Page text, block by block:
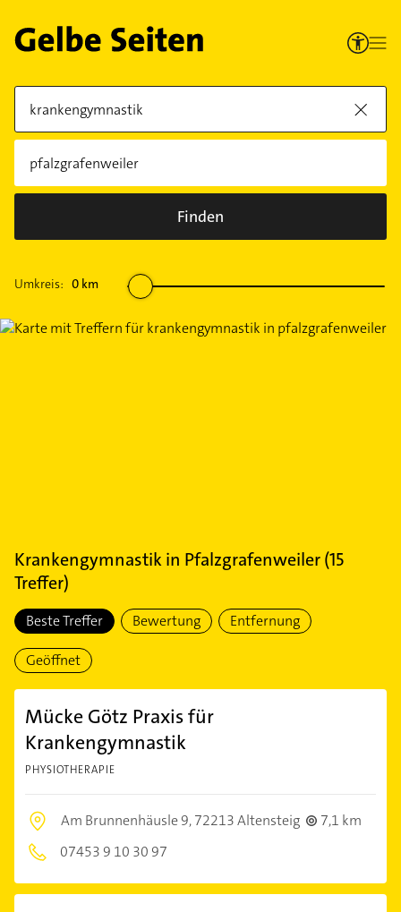
Finden
Umkreis: 0 km
Krankengymnastikin Pfalzgrafenweiler(15
Treffer)
Beste Treffer Bewertung Entfernung
Geöffnet
Mücke Götz Praxis für
Krankengymnastik
PHYSIOTHERAPIE
Am Brunnenhäusle 9,72213 Altensteig
7,1 km
07453 9 10 30 97